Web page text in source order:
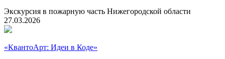
Экскурсия в пожарную часть Нижегородской области
27.03.2026
«КвантоАрт: Идеи в Коде»